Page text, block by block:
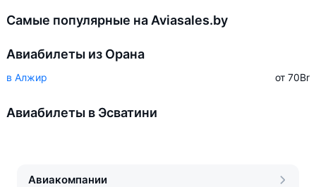
Самые популярные на Aviasales.by
Авиабилеты из Орана
в Алжир от 70Br
Авиабилеты в Эсватини
Авиакомпании